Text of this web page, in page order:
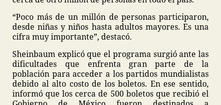
“Poco más de un millón de personas participaron,
desde niñas y niños hasta adultos mayores. Es una
cifra muy importante”, destacó.
Sheinbaum explicó que el programa surgió ante las
dificultades que enfrenta gran parte de la
población para acceder a los partidos mundialistas
debido al alto costo de los boletos. En ese sentido,
informó que los cerca de 500 boletos que recibió el